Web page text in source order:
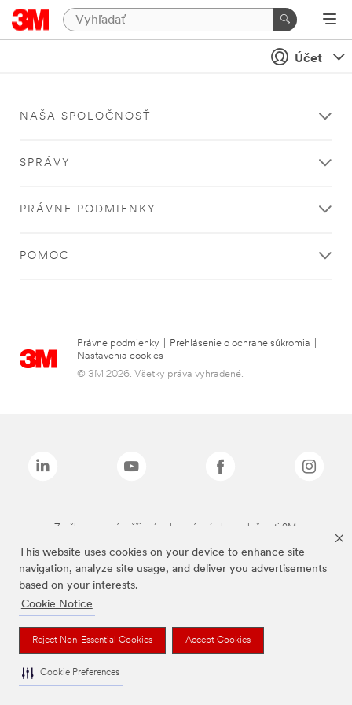
This website uses cookies on your device to enhance site
navigation, analyze site usage, and deliver you advertisements
based on your interests.
Cookie Notice
Reject Non-Essential Cookies Accept Cookies
Cookie Preferences
Účet
NAŠA SPOLOČNOSŤ
SPRÁVY
PRÁVNE PODMIENKY
POMOC
Právne podmienky Prehlásenie o ochrane súkromia
Nastavenia cookies
© 3M 2026. Všetky práva vyhradené.
Značky uvedené vyššie sú ochranné známky spoločnosti 3M.